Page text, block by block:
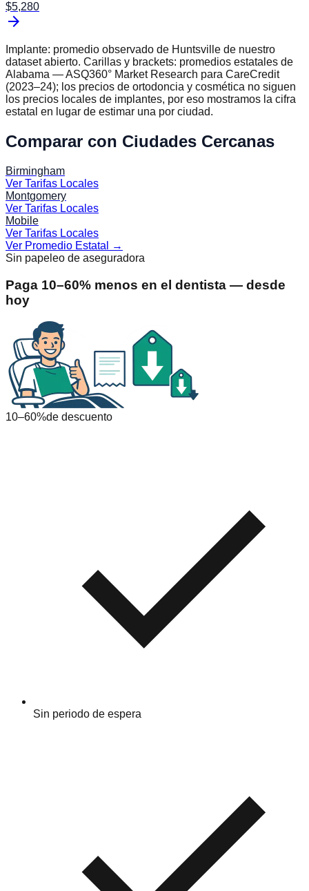
$5,280
arrow_forward
Implante: promedio observado de Huntsville de nuestro
dataset abierto. Carillas y brackets: promedios estatales de
Alabama — ASQ360° Market Research para CareCredit
(2023–24); los precios de ortodoncia y cosmética no siguen
los precios locales de implantes, por eso mostramos la cifra
estatal en lugar de estimar una por ciudad.
Comparar con Ciudades Cercanas
Birmingham
Ver Tarifas Locales
Montgomery
Ver Tarifas Locales
Mobile
Ver Tarifas Locales
Ver Promedio Estatal
→
Sin papeleo de aseguradora
Paga 10–60% menos en el dentista — desde
hoy
10–60%de descuento
Sin periodo de espera